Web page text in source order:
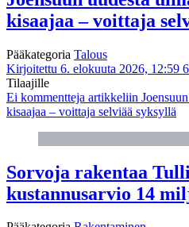
kisaajaa – voittaja
Pääkategoria Talous
Kirjoitettu 6. elokuuta 2026, 12:59
Tilaajille
Ei kommentteja artikkeliin
kisaajaa – voittaja selviää syksyllä
Sorvoja rakentaa
kustannusarvio 14